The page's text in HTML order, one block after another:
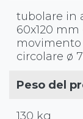
tubolare in
60x120
movimento
circolare ø
Peso del
130 kg